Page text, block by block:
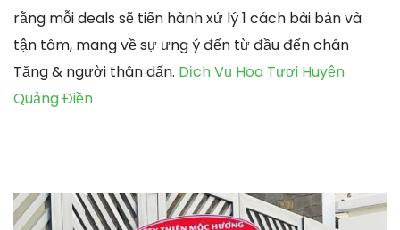
rằng mỗi deals sẽ tiến hành xử lý 1 cách bài bản và
tận tâm, mang về sự ưng ý đến từ đầu đến chân
Tặng & người thân dấn. Dịch Vụ Hoa Tươi Huyện
Quảng Điền